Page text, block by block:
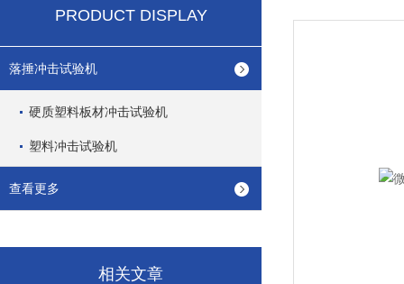
PRODUCT DISPLAY
落捶冲击试验机
硬质塑料板材冲击试验机
塑料冲击试验机
查看更多
相关文章